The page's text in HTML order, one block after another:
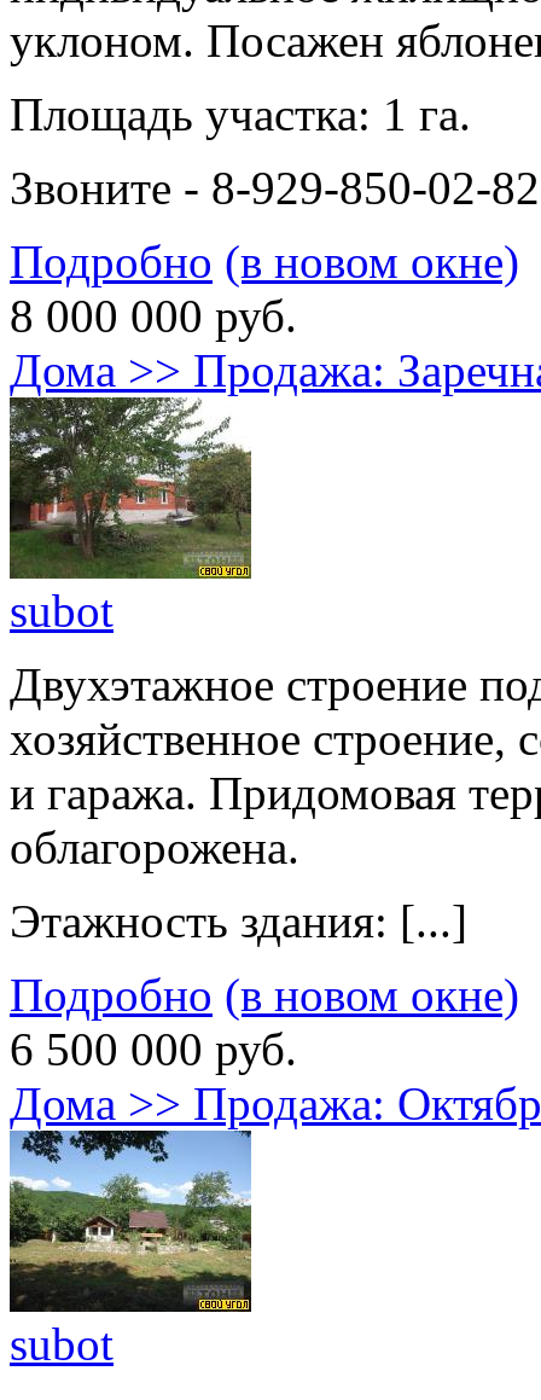
уклоном. Посажен
Площадь участка: 1 га.
Звоните - 8-929-850-02-
Подробно (в новом окне)
8 000 000 руб.
Дома >> Продажа:
subot
Двухэтажное строение
хозяйственное строение,
и гаража. Придомовая
облагорожена.
Этажность здания: [...]
Подробно (в новом окне)
6 500 000 руб.
Дома >> Продажа:
subot